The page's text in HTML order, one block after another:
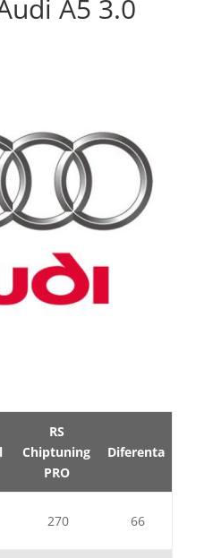
A5 3.0
RS
Chiptuning
PRO
Diferenta
270 66